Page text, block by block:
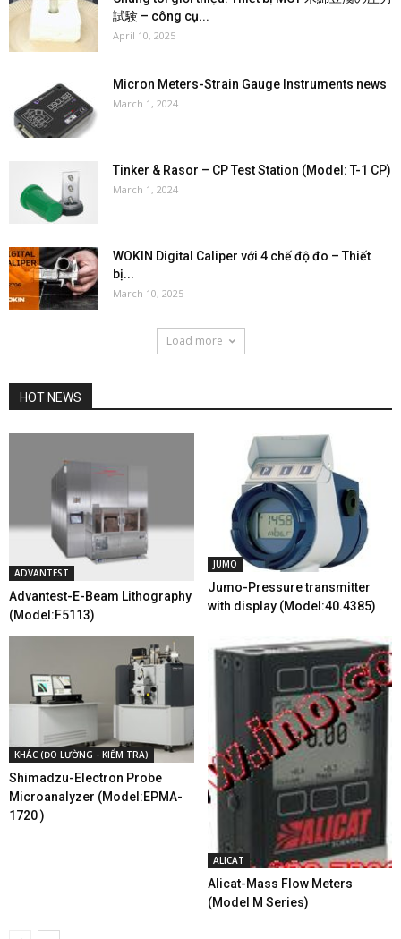
試験 – công cụ...
April 10, 2025
Micron Meters-Strain Gauge Instruments news
March 1, 2024
Tinker & Rasor – CP Test Station (Model: T-1 CP)
March 1, 2024
WOKIN Digital Caliper với 4 chế độ đo – Thiết
bị...
March 10, 2025
Load more
HOT NEWS
ADVANTEST
Advantest-E-Beam Lithography
(Model:F5113)
JUMO
Jumo-Pressure transmitter
with display (Model:40.4385)
KHÁC (ĐO LƯỜNG - KIỂM TRA)
Shimadzu-Electron Probe
Microanalyzer (Model:EPMA-
1720 )
ALICAT
Alicat-Mass Flow Meters
(Model M Series)